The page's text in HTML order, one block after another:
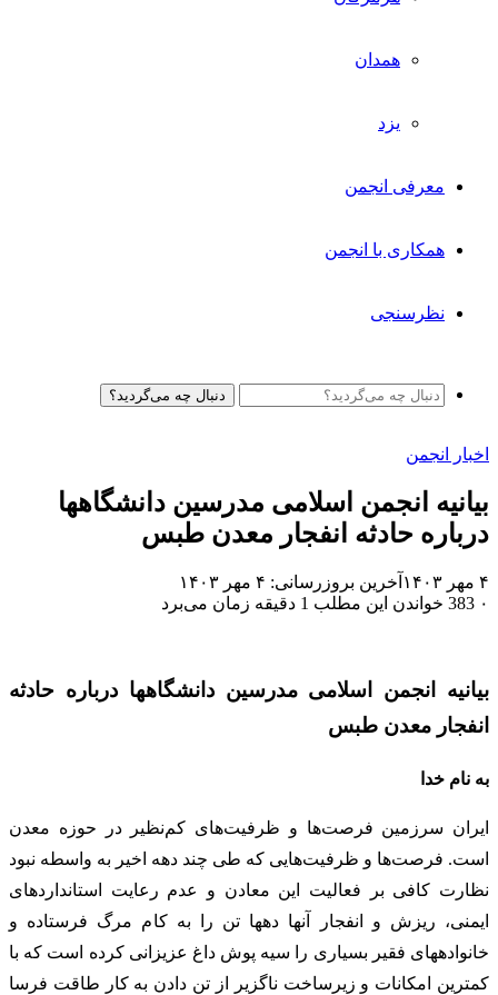
همدان
یزد
معرفی انجمن
همکاری با انجمن
نظرسنجی
دنبال چه می‌گردید؟
اخبار انجمن
بیانیه انجمن اسلامی مدرسین دانشگاه‎ها
درباره حادثه انفجار معدن طبس
۴ مهر ۱۴۰۳
آخرین بروزرسانی: ۴ مهر ۱۴۰۳
۰
خواندن این مطلب 1 دقیقه زمان می‌برد
بیانیه انجمن اسلامی مدرسین دانشگاه‎ها درباره حادثه
انفجار معدن طبس
به نام خدا
ایران سرزمین فرصت‌ها و ظرفیت‌های کم‌نظیر در حوزه معدن
است. فرصت‌ها و ظرفیت‌هایی که طی چند دهه اخیر به واسطه نبود
نظارت کافی بر فعالیت این معادن و عدم رعایت استانداردهای
ایمنی، ریزش و انفجار آنها ده‎ها تن را به کام مرگ فرستاده و
خانواده‎های فقیر بسیاری را سیه پوش داغ عزیزانی کرده است که با
کمترین امکانات و زیرساخت ناگزیر از تن دادن به کار طاقت فرسا